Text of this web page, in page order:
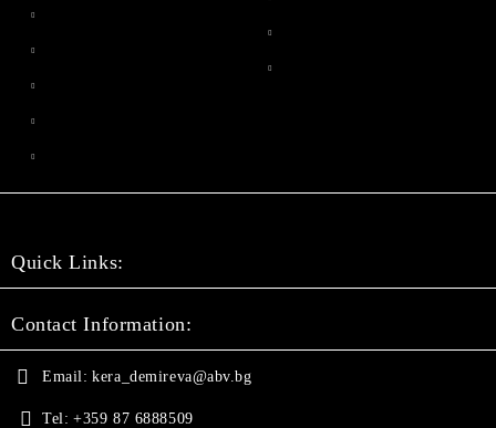
Quick Links:
Contact Information:
Email: kera_demireva@abv.bg
Tel: +359 87 6888509